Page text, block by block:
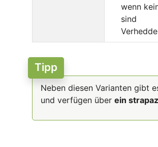
wenn
sind
Tipp
Neben diesen Varianten gibt
und verfügen über ein